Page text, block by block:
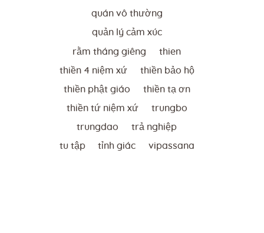
quán vô thường
quản lý cảm xúc
rằm tháng giêng thien
thiền 4 niệm xứ thiền bảo hộ
thiền phật giáo thiền tạ ơn
thiền tứ niệm xứ trungbo
trungdao trả nghiệp
tu tập tỉnh giác vipassana